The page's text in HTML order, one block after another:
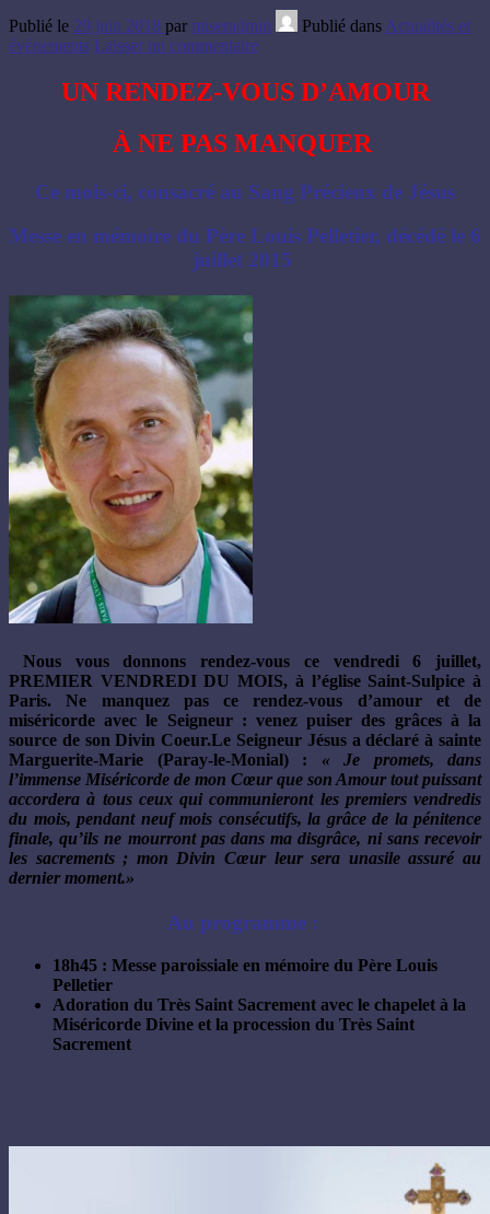
Publié le 29 juin 2018 par miseradmin Publié dans Actualités et
événements Laisser un commentaire
UN RENDEZ-VOUS D’AMOUR
À NE PAS MANQUER
Ce mois-ci, consacré au Sang Précieux de Jésus
Messe en mémoire du Père Louis Pelletier, décédé le 6
juillet 2015
Nous vous donnons rendez-vous ce vendredi 6 juillet,
PREMIER VENDREDI DU MOIS, à l’église Saint-Sulpice à
Paris. Ne manquez pas ce rendez-vous d’amour et de
miséricorde avec le Seigneur : venez puiser des grâces à la
source de son Divin Coeur.Le Seigneur Jésus a déclaré à sainte
Marguerite-Marie (Paray-le-Monial) : « Je promets, dans
l’immense Miséricorde de mon Cœur que son Amour tout puissant
accordera à tous ceux qui communieront les premiers vendredis
du mois, pendant neuf mois consécutifs, la grâce de la pénitence
finale, qu’ils ne mourront pas dans ma disgrâce, ni sans recevoir
les sacrements ; mon Divin Cœur leur sera unasile assuré au
dernier moment.»
Au programme :
18h45 : Messe paroissiale en mémoire du Père Louis
Pelletier
Adoration du Très Saint Sacrement avec le chapelet à la
Miséricorde Divine et la procession du Très Saint
Sacrement